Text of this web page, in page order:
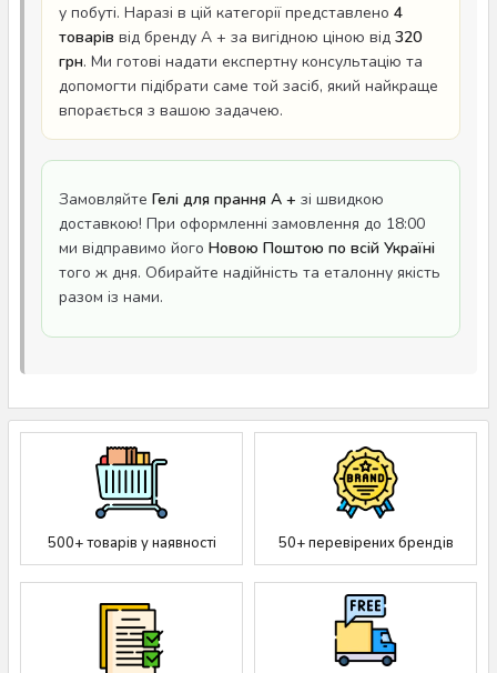
у побуті. Наразі в цій категорії представлено 4
товарів від бренду A + за вигідною ціною від 320
грн. Ми готові надати експертну консультацію та
допомогти підібрати саме той засіб, який найкраще
впорається з вашою задачею.
Замовляйте Гелі для прання A + зі швидкою
доставкою! При оформленні замовлення до 18:00
ми відправимо його Новою Поштою по всій Україні
того ж дня. Обирайте надійність та еталонну якість
разом із нами.
500+ товарів у наявності 50+ перевірених брендів